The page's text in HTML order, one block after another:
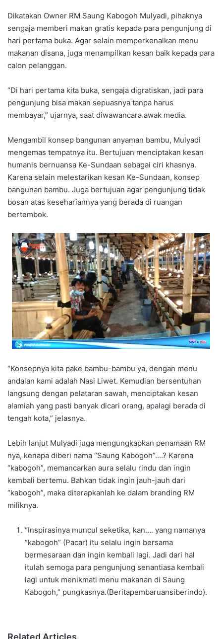
Dikatakan Owner RM Saung Kabogoh Mulyadi, pihaknya
sengaja memberi makan gratis kepada para pengunjung di
hari pertama buka. Agar selain memperkenalkan menu
makanan disana, juga menampilkan kesan baik kepada para
calon pelanggan.
“Di hari pertama kita buka, sengaja digratiskan, jadi para
pengunjung bisa makan sepuasnya tanpa harus
membayar,” ujarnya, saat diwawancara awak media.
Mengambil konsep bangunan anyaman bambu, Mulyadi
mengemas tempatnya itu. Bertujuan menciptakan kesan
humanis bernuansa Ke-Sundaan sebagai ciri khasnya.
Karena selain melestarikan kesan Ke-Sundaan, konsep
bangunan bambu. Juga bertujuan agar pengunjung tidak
bosan atas kesehariannya yang berada di ruangan
bertembok.
“Konsepnya kita pake bambu-bambu ya, dengan menu
andalan kami adalah Nasi Liwet. Kemudian bersentuhan
langsung dengan pelataran sawah, menciptakan kesan
alamiah yang pasti banyak dicari orang, apalagi berada di
tengah kota,” jelasnya.
Lebih lanjut Mulyadi juga mengungkapkan penamaan RM
nya, kenapa diberi nama “Saung Kabogoh”….? Karena
“kabogoh”, memancarkan aura selalu rindu dan ingin
kembali bertemu. Bahkan tidak ingin jauh-jauh dari
“kabogoh”, maka diterapkanlah ke dalam branding RM
miliknya.
“Inspirasinya muncul seketika, kan…. yang namanya
“kabogoh” (Pacar) itu selalu ingin bersama
bermesaraan dan ingin kembali lagi. Jadi dari hal
itulah semoga para pengunjung senantiasa kembali
lagi untuk menikmati menu makanan di Saung
Kabogoh,” pungkasnya.(Beritapembaruansiberindo).
Related Articles